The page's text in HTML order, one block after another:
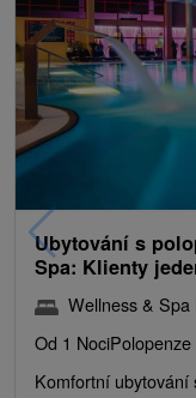
Ubytování s
Spa: Klienty
Wellness &
Od 1 NociPolopenze
Komfortní ubytování